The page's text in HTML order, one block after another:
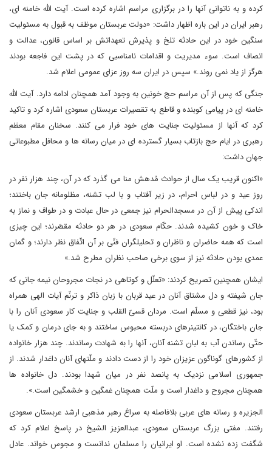
کرده و به ناتوانی آنها را در برگزاری مراسم اشاره کرده است. آیت الله خامنه ای،
رهبر ایران در این باره اظهار داشت: «دولت عربستان موظف به قبول به مسئولیت
سنگین خود در این حادثه تلخ و پذیرش تعهداتش بر اساس قانون، عدالت و
انصاف است. سوء مدیریت و اقدامات نامناسبی که در پشت این فاجعه بودند
هرگز از یاد نمی روند.» سپس در ایران سه روز عزای عمومی اعلام شد.
جنگی که پس از آن مراسم حج خونین به وجود آمد همچنان ادامه دارد. آیت الله
خامنه ای در پیامی کوبنده و قاطع به تقصیرات عربستان سعودی اشاره کرد و تاکید
کرد که آنها از مسئولیت جنایت های خود فرار می کنند. سخنان مقام معظم
رهبری در ایام حج بازتاب بسیار گسترده ای در میان رسانه ها و محافل مطبوعاتی
جهان داشت:
«اکنون قریب یک سال از حوادث مُدهش منا می گذرد که در آن، چند هزار نفر در
روز عید و در لباس احرام، در زیر آفتاب و با لب تشنه، مظلومانه جان باختند؛
اندکی پیش از آن در مسجدالحرام نیز جمعی در حال عبادت و در طواف و نماز به
خاک و خون کشیده شدند. حکّام سعودی در هر دو حادثه مقصّرند؛ این چیزی
است که همه حاضران و ناظران و تحلیلگران فنّی بر آن اتّفاق نظر دارند؛ و گمان
عمدی بودن حادثه نیز از سوی برخی صاحب نظران مطرح شد.»
ایشان همچنین تصریح کردند: «تعلّل و کوتاهی در نجات مجروحان نیمه جانی که
جان شیفته و دل مشتاق آنان در عید قربان با زبان ذاکر و ترنّم آیات الهی همراه
بود، نیز قطعی و مسلّم است. مردان قسیّ القلب و جنایت کار سعودی آنان را با
جان باختگان، در کانتینرهای دربسته محبوس ساختند و به جای درمان و کمک یا
حتّی رساندن آب به لبان تشنه آنان، آنها را به شهادت رساندند. چند هزار خانواده
از کشورهای گوناگون عزیزان خود را از دست دادند و ملّتهای آنان داغدار شدند. از
جمهوری اسلامی نزدیک به پانصد نفر در میان شهدا بودند. دل خانواده ها
همچنان مجروح و داغدار است و ملّت همچنان غمگین و خشمگین است.».
الجزیره و رسانه های عربی بلافاصله به سراغ رهبر مذهبی ارشد عربستان سعودی
رفتند. مفتی بزرگ عربستان سعودی، عبدالعزیز الشیخ در پاسخ اعلام کرد که
شگفت زده نشده است. او ایرانیان را مسلمان ندانست و مجوس خواند. عادل